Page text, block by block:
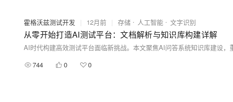
霍格沃兹测试开发 | 12月前 | 存储 人工智能 文字识别
从零开始打造AI测试平台：文档解析与知识库构建详解
AI时代构建高效测试平台面临新挑战。本文聚焦AI问答系统知识库建设
744
0 0